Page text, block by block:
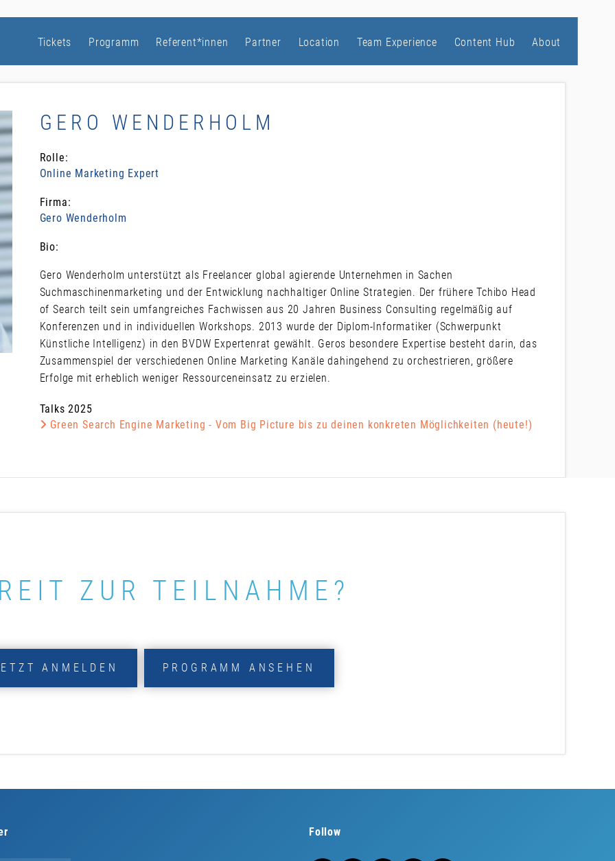
Tickets Programm Referent*innen Partner Location Team Experience Content Hub About
GERO WENDERHOLM
Rolle:
Online Marketing Expert
Firma:
Gero Wenderholm
Bio:
Gero Wenderholm unterstützt als Freelancer global agierende Unternehmen in Sachen
Suchmaschinenmarketing und der Entwicklung nachhaltiger Online Strategien. Der frühere Tchibo Head
of Search teilt sein umfangreiches Fachwissen aus 20 Jahren Business Consulting regelmäßig auf
Konferenzen und in individuellen Workshops. 2013 wurde der Diplom-Informatiker (Schwerpunkt
Künstliche Intelligenz) in den BVDW Expertenrat gewählt. Geros besondere Expertise besteht darin, das
Zusammenspiel der verschiedenen Online Marketing Kanäle dahingehend zu orchestrieren, größere
Erfolge mit erheblich weniger Ressourceneinsatz zu erzielen.
Talks 2025
Green Search Engine Marketing - Vom Big Picture bis zu deinen konkreten Möglichkeiten (heute!)
ZUR TEILNAHME?
ANMELDEN PROGRAMM ANSEHEN
Follow